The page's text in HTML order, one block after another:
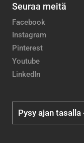
Seuraa meitä
Facebook
Instagram
Pinterest
Youtube
LinkedIn
Pysy ajan